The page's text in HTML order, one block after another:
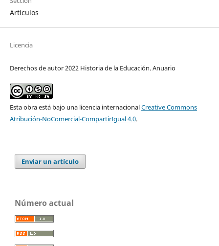
Artículos
Licencia
Derechos de autor 2022 Historia de la Educación. Anuario
Esta obra está bajo una licencia internacionalCreative Commons
Atribución-NoComercial-CompartirIgual 4.0.
Enviar un artículo
Número actual